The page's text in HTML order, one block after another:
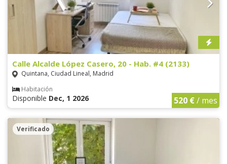
Calle Alcalde López Casero, 20 - Hab. #4 (2133)
Quintana, Ciudad Lineal, Madrid
Habitación
Disponible Dec, 1 2026 520 €/ mes
Verificado